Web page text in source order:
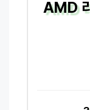
AMD